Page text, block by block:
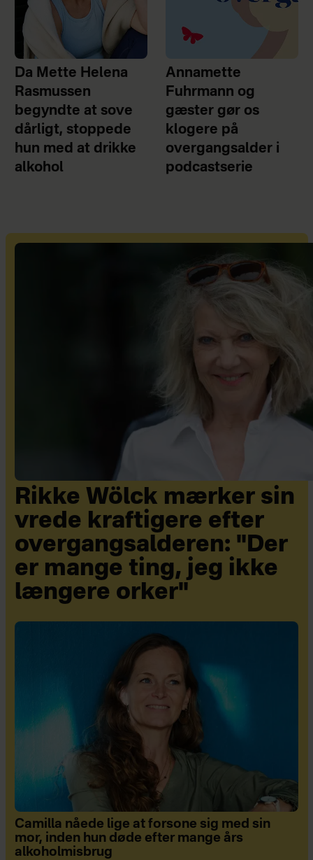
Da Mette Helena
Rasmussen
begyndte at sove
dårligt, stoppede
hun med at drikke
alkohol
Annamette
Fuhrmann og
gæster gør os
klogere på
overgangsalder i
podcastserie
Rikke Wölck mærker sin
vrede kraftigere efter
overgangsalderen: "Der
er mange ting, jeg ikke
længere orker"
Camilla nåede lige at forsone sig med sin
mor, inden hun døde efter mange års
alkoholmisbrug